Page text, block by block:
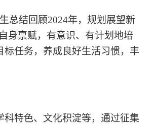
总结回顾2024年，规划展望新
身禀赋，有意识、有计划地培
标任务，养成良好生活习惯，丰
特色、文化积淀等，通过征集